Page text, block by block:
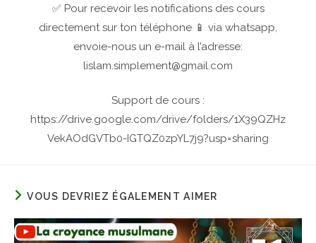
✅ Pour recevoir les notifications des cours
directement sur ton téléphone 📱 via whatsapp,
envoie-nous un e-mail à l’adresse:
lislam.simplement@gmail.com
Support de cours :
https://drive.google.com/drive/folders/1X39QZHz
VekAOdGVTb0-IGTQZ0zpYL7j9?usp=sharing
VOUS DEVRIEZ ÉGALEMENT AIMER